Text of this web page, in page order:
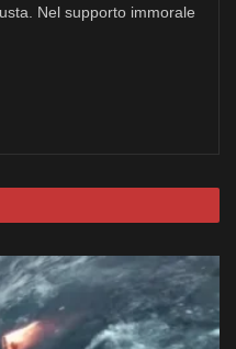
Nel supporto immorale